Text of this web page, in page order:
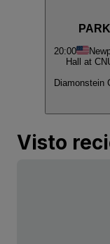
20:00
Hall at
Diamonstein
Visto